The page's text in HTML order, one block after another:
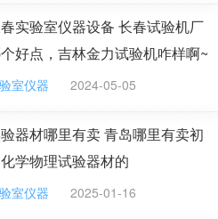
都有哪些？
都有一个共同的特点，他们
在选好的推广渠道上直接打广
表企业，都是2条腿走路，前
新客户，后期主要以第2种推
实验室仪器设备 长春试验机厂
好点，吉林金力试验机咋样啊~
室仪器 2024-05-05
器材哪里有卖 青岛哪里有卖初
学物理试验器材的
室仪器 2025-01-16